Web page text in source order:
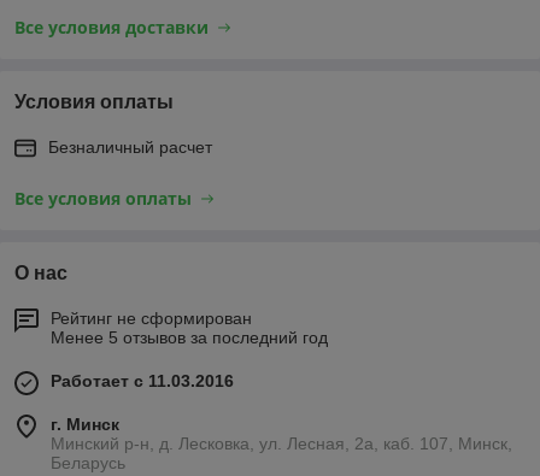
Все условия доставки
Условия оплаты
Безналичный расчет
Все условия оплаты
О нас
Рейтинг не сформирован
Менее 5 отзывов за последний год
Работает с 11.03.2016
г. Минск
Минский р-н, д. Лесковка, ул. Лесная, 2а, каб. 107, Минск,
Беларусь